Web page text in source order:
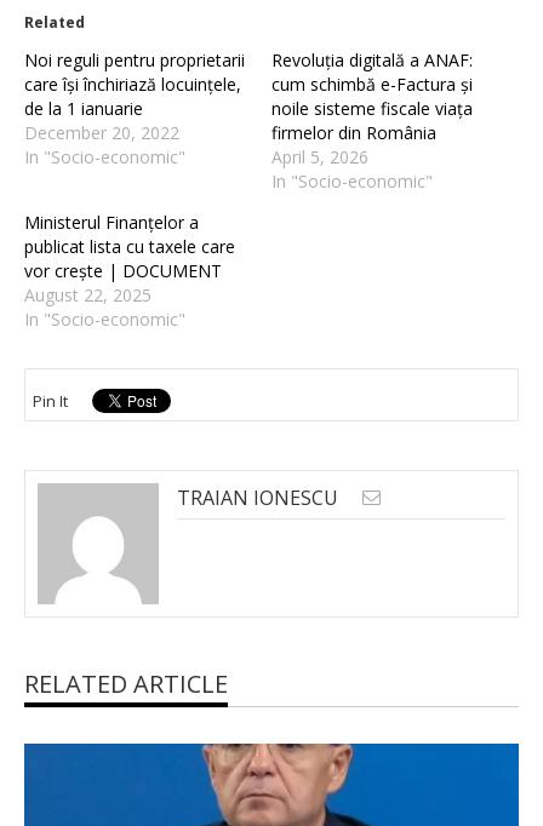
Related
Noi reguli pentru proprietarii
care își închiriază locuințele,
de la 1 ianuarie
December 20, 2022
In "Socio-economic"
Revoluția digitală a ANAF:
cum schimbă e-Factura și
noile sisteme fiscale viața
firmelor din România
April 5, 2026
In "Socio-economic"
Ministerul Finanțelor a
publicat lista cu taxele care
vor crește | DOCUMENT
August 22, 2025
In "Socio-economic"
Pin It
TRAIAN IONESCU
RELATED ARTICLE